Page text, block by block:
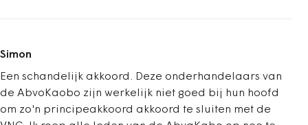
Simon
Een schandelijk akkoord. Deze onderhandelaars van
de AbvoKaobo zijn werkelijk niet goed bij hun hoofd
om zo'n principeakkoord akkoord te sluiten met de